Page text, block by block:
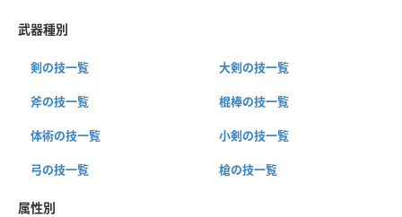
武器種別
剣の技一覧 大剣の技一覧
斧の技一覧 棍棒の技一覧
体術の技一覧 小剣の技一覧
弓の技一覧 槍の技一覧
属性別